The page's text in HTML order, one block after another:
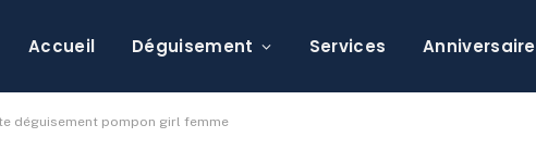
Accueil Déguisement Services Anniversaire
déguisement pompon girl femme
girl femme
Aucun commentaire